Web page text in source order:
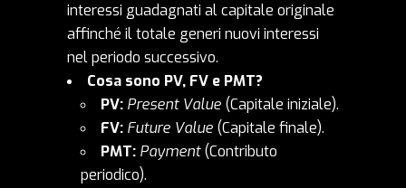
interessi guadagnati al capitale originale
affinché il totale generi nuovi interessi
nel periodo successivo.
Cosa sono PV, FV e PMT?
PV: Present Value (Capitale iniziale).
FV: Future Value (Capitale finale).
PMT: Payment(Contributo
periodico).